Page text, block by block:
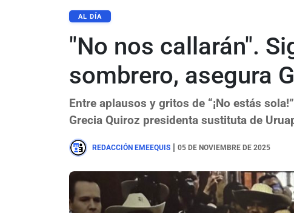
AL DÍA
"No nos callarán".
sombrero, asegura
Entre aplausos y gritos de “¡No estás
Grecia Quiroz presidenta sustituta de
REDACCIÓN EMEEQUIS 05 DE NOVIEMBRE DE 2025